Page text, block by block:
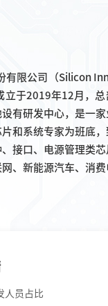
有限公司（Silicon
立于2019年12月，总
设有研发中心，是一
和系统专家为班底
接口、电源管理类
、新能源汽车、消
人员占比